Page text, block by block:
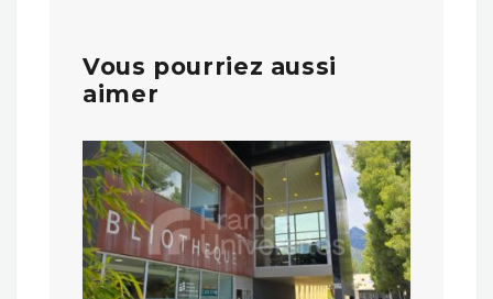
Vous pourriez aussi
aimer